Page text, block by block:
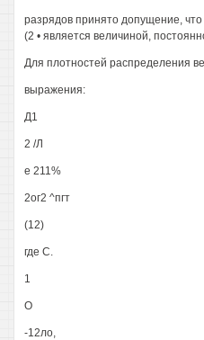
разрядов принято допущение,
(2 • является величиной,
Для плотностей распределения
выражения:
Д1
2 /Л
е 211%
2ог2 ^пгт
(12)
где С.
1
О
-12ло,